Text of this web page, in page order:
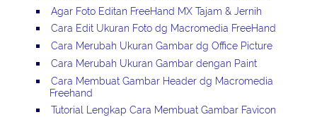
Agar Foto Editan FreeHand MX Tajam & Jernih
Cara Edit Ukuran Foto dg Macromedia FreeHand
Cara Merubah Ukuran Gambar dg Office Picture
Cara Merubah Ukuran Gambar dengan Paint
Cara Membuat Gambar Header dg Macromedia
Freehand
Tutorial Lengkap Cara Membuat Gambar Favicon